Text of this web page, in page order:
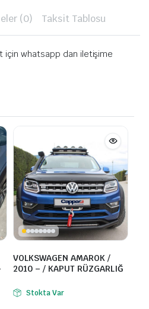
(0) Taksit Tablosu
için whatsapp dan iletişime
VOLKSWAGEN AMAROK /
2010 – / KAPUT RÜZGARLIĞ
Stokta Var